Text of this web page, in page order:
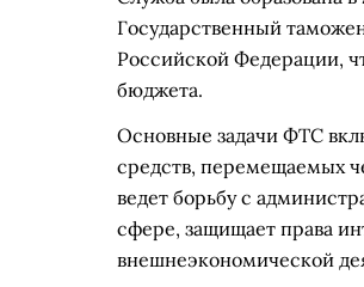
Государственный
Российской Федерации,
бюджета.
Основные задачи ФТС
средств, перемещаемых
ведет борьбу с
сфере, защищает права
внешнеэкономической